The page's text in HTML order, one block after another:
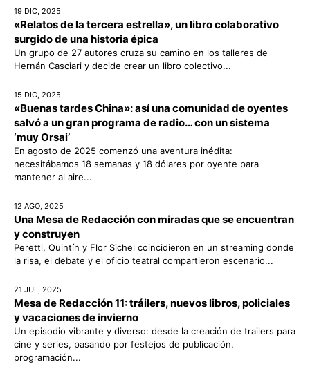
19 DIC, 2025
«Relatos de la tercera estrella», un libro colaborativo
surgido de una historia épica
Un grupo de 27 autores cruza su camino en los talleres de
Hernán Casciari y decide crear un libro colectivo...
15 DIC, 2025
«Buenas tardes China»: así una comunidad de oyentes
salvó a un gran programa de radio… con un sistema
‘muy Orsai’
En agosto de 2025 comenzó una aventura inédita:
necesitábamos 18 semanas y 18 dólares por oyente para
mantener al aire...
12 AGO, 2025
Una Mesa de Redacción con miradas que se encuentran
y construyen
Peretti, Quintín y Flor Sichel coincidieron en un streaming donde
la risa, el debate y el oficio teatral compartieron escenario...
21 JUL, 2025
Mesa de Redacción 11: tráilers, nuevos libros, policiales
y vacaciones de invierno
Un episodio vibrante y diverso: desde la creación de trailers para
cine y series, pasando por festejos de publicación,
programación...